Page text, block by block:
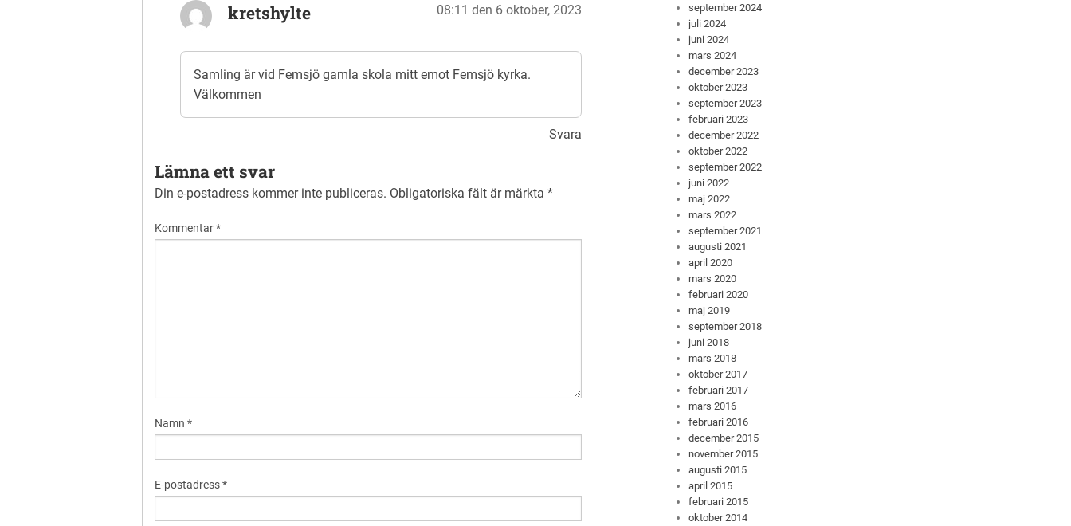
kretshylte 08:11 den 6 oktober, 2023
Samling är vid Femsjö gamla skola mitt emot Femsjö kyrka.
Välkommen
Svara
Lämna ett svar
Din e-postadress kommer inte publiceras. Obligatoriska fält är märkta *
Kommentar*
Namn *
E-postadress*
september 2024
juli 2024
juni 2024
mars 2024
december 2023
oktober 2023
september 2023
februari 2023
december 2022
oktober 2022
september 2022
juni 2022
maj 2022
mars 2022
september 2021
augusti 2021
april 2020
mars 2020
februari 2020
maj 2019
september 2018
juni 2018
mars 2018
oktober 2017
februari 2017
mars 2016
februari 2016
december 2015
november 2015
augusti 2015
april 2015
februari 2015
oktober 2014